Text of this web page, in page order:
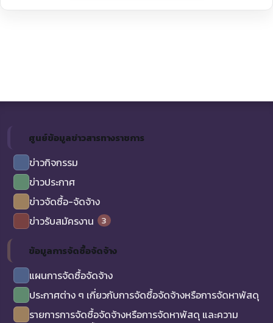
ศูนย์ข้อมูลข่าวสารทางราชการ
ข่าวกิจกรรม
ข่าวประกาศ
ข่าวจัดซื้อ-จัดจ้าง
ข่าวรับสมัครงาน
3
ข้อมูลการจัดซื้อจัดจ้าง
แผนการจัดซื้อจัดจ้าง
ประกาศต่าง ๆ เกี่ยวกับการจัดซื้อจัดจ้างหรือการจัดหาพัสดุ
รายการการจัดซื้อจัดจ้างหรือการจัดหาพัสดุ และความ